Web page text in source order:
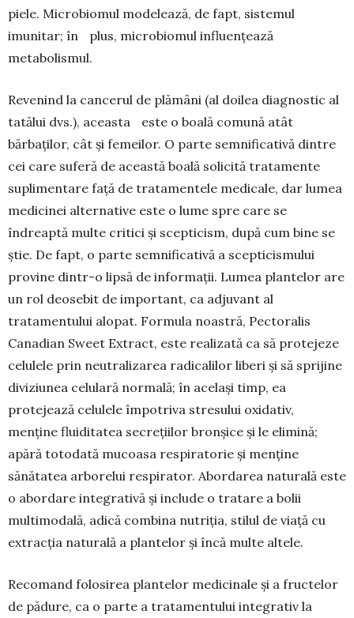
piele. Microbiomul mo­delează, de fapt, sistemul
imunitar; în plus, microbiomul influențează
metabolismul.
Revenind la cancerul de plămâni (al doilea diagnostic al
tatălui dvs.), aceasta este o boală comună atât
bărbaților, cât și femeilor. O parte semnificativă dintre
cei care suferă de această boală solicită tratamente
suplimentare față de tratamentele medicale, dar lumea
medicinei alternative este o lume spre care se
îndreaptă multe critici și scepticism, după cum bine se
știe. De fapt, o parte semnificativă a scepticismului
provine dintr-o lipsă de informații. Lumea plantelor are
un rol deosebit de important, ca adjuvant al
tratamentului alopat. Formula noastră, Pectoralis
Canadian Sweet Extract, este realizată ca să protejeze
celulele prin neutralizarea radicalilor liberi și să sprijine
diviziunea celulară normală; în același timp, ea
protejează celulele împotriva stresului oxidativ,
menține fluiditatea secrețiilor bronșice și le elimină;
apără totodată mucoasa respiratorie și menține
sănătatea arborelui respirator. Abordarea naturală este
o abordare integrativă și include o tratare a bolii
multimodală, adică combina nutriția, stilul de viață cu
extracția naturală a plantelor și încă multe altele.
Recomand folosirea plantelor medicinale și a fructelor
de pădure, ca o parte a tratamentului integrativ la